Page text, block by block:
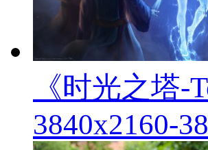
《时光之塔
3840x2160-